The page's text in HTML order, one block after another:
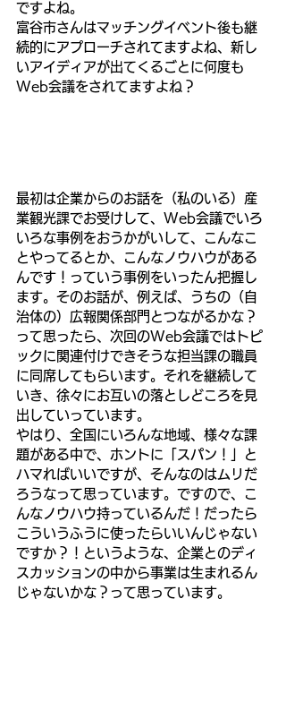
ですよね。
富谷市さんはマッチングイベント後も継
続的にアプローチされてますよね、新し
いアイディアが出てくるごとに何度も
Web会議をされてますよね？
最初は企業からのお話を（私のいる）産
業観光課でお受けして、Web会議でいろ
いろな事例をおうかがいして、こんなこ
とやってるとか、こんなノウハウがある
んです！っていう事例をいったん把握し
ます。そのお話が、例えば、うちの（自
治体の）広報関係部門とつながるかな？
って思ったら、次回のWeb会議ではトピ
ックに関連付けできそうな担当課の職員
に同席してもらいます。それを継続して
いき、徐々にお互いの落としどころを見
出していっています。
やはり、全国にいろんな地域、様々な課
題がある中で、ホントに「スパン！」と
ハマればいいですが、そんなのはムリだ
ろうなって思っています。ですので、こ
んなノウハウ持っているんだ！だったら
こういうふうに使ったらいいんじゃない
ですか？！というような、企業とのディ
スカッションの中から事業は生まれるん
じゃないかな？って思っています。